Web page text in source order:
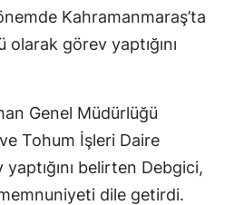
Kahramanmaraş’ta
görev yaptığını
Genel Müdürlüğü
Tohum İşleri Daire
belirten Debgici,
dile getirdi.